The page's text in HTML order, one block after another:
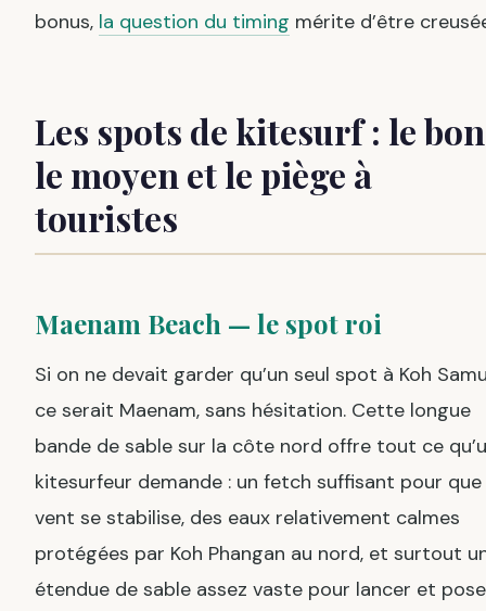
bonus, la question du timing mérite d’être
Les spots de kitesurf : le
le moyen et le piège à
touristes
Maenam Beach — le spot roi
Si on ne devait garder qu’un seul spot à Koh
ce serait Maenam, sans hésitation. Cette longue
bande de sable sur la côte nord offre tout ce
kitesurfeur demande : un fetch suffisant pour que
vent se stabilise, des eaux relativement calmes
protégées par Koh Phangan au nord, et surtout
étendue de sable assez vaste pour lancer et